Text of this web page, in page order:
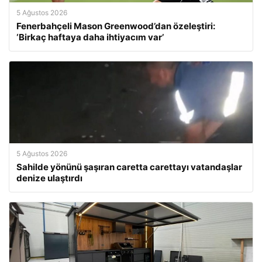
5 Ağustos 2026
Fenerbahçeli Mason Greenwood’dan özeleştiri:
‘Birkaç haftaya daha ihtiyacım var’
5 Ağustos 2026
Sahilde yönünü şaşıran caretta carettayı vatandaşlar
denize ulaştırdı